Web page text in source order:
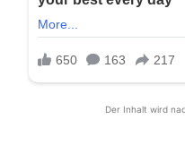
Der Inhalt wird